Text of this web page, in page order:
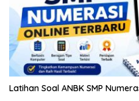
Latihan Soal ANBK SMP